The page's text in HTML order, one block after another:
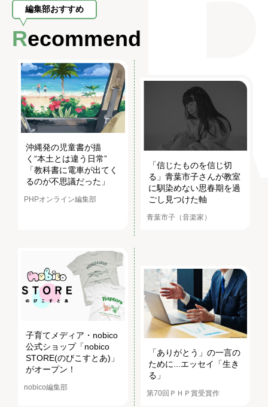
編集部おすすめ
Recommend
沖縄発の児童書が描
く“本土とは違う日常”
「教科書に電車が出てく
るのが不思議だった」
PHPオンライン編集部
「信じたものを信じ切
る」青葉市子さんが教室
に馴染めない思春期を過
ごし見つけた軸
青葉市子（音楽家）
子育てメディア・nobico
公式ショップ「nobico
STORE(のびこすとあ)」
がオープン！
nobico編集部
「ありがとう」の一言の
ために...エッセイ「生き
る」
第70回ＰＨＰ賞受賞作